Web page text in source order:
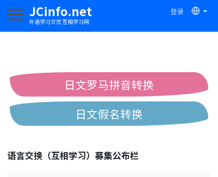
JCinfo.net
外语学习交流 互相学习网
登录
切换导航
日文罗马拼音转换
日文假名转换
语言交换（互相学习）募集公布栏